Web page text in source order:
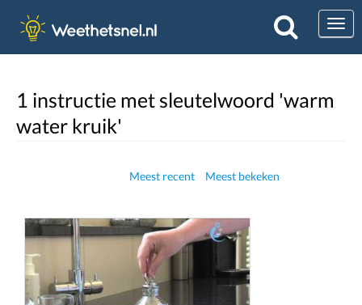
1 instructie met sleutelwoord 'warm
water kruik'
Meest recent Meest bekeken